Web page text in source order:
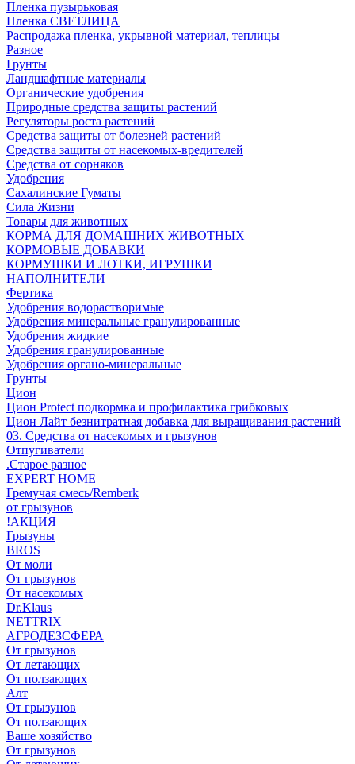
Пленка пузырьковая
Пленка СВЕТЛИЦА
Распродажа пленка, укрывной материал, теплицы
Разное
Грунты
Ландшафтные материалы
Органические удобрения
Природные средства защиты растений
Регуляторы роста растений
Средства защиты от болезней растений
Средства защиты от насекомых-вредителей
Средства от сорняков
Удобрения
Сахалинские Гуматы
Сила Жизни
Товары для животных
КОРМА ДЛЯ ДОМАШНИХ ЖИВОТНЫХ
КОРМОВЫЕ ДОБАВКИ
КОРМУШКИ И ЛОТКИ, ИГРУШКИ
НАПОЛНИТЕЛИ
Фертика
Удобрения водорастворимые
Удобрения минеральные гранулированные
Удобрения жидкие
Удобрения гранулированные
Удобрения органо-минеральные
Грунты
Цион
Цион Protect подкормка и профилактика грибковых
Цион Лайт безнитратная добавка для выращивания растений
03. Средства от насекомых и грызунов
Отпугиватели
.Старое разное
EXPERT HOME
Гремучая смесь/Remberk
от грызунов
!АКЦИЯ
Грызуны
BROS
От моли
От грызунов
От насекомых
Dr.Klaus
NETTRIX
АГРОДЕЗСФЕРА
От грызунов
От летающих
От ползающих
Алт
От грызунов
От ползающих
Ваше хозяйство
От грызунов